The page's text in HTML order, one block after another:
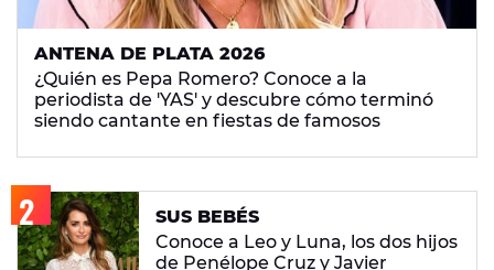
ANTENA DE PLATA 2026
¿Quién es Pepa Romero? Conoce a la
periodista de 'YAS' y descubre cómo terminó
siendo cantante en fiestas de famosos
SUS BEBÉS
Conoce a Leo y Luna, los dos hijos
de Penélope Cruz y Javier